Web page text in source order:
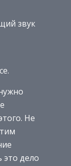
звук
Не
это дело